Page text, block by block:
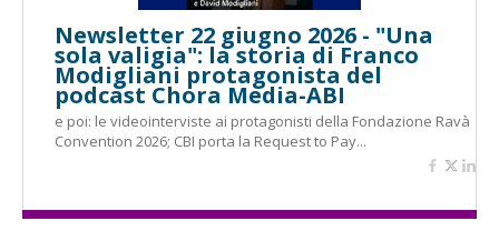
Newsletter 22 giugno 2026 - "Una
sola valigia": la storia di Franco
Modigliani protagonista del
podcast Chora Media-ABI
e poi: le videointerviste ai protagonisti della Fondazione Ravà
Convention 2026; CBI porta la Request to Pay...